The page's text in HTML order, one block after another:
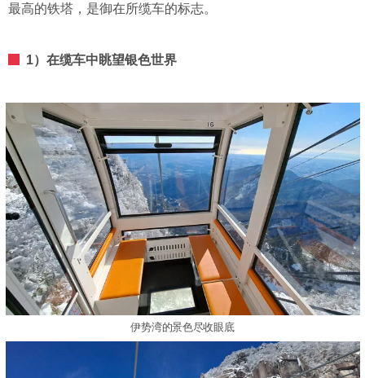
最高的铁塔，是御在所缆车的标志。
1）在缆车中眺望银色世界
伊势湾的景色尽收眼底